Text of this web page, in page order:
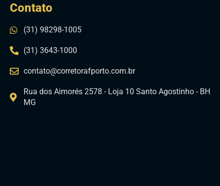
Contato
(31) 98298-1005
(31) 3643-1000
contato@corretorafporto.com.br
Rua dos Aimorés 2578 - Loja 10 Santo Agostinho - BH
MG